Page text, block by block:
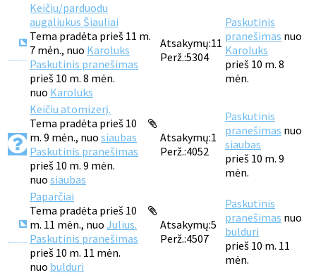
Keičiu/parduodu
augaliukus Šiauliai
Tema pradėta prieš 11 m.
7 mėn., nuo Karoluks
Paskutinis pranešimas
prieš 10 m. 8 mėn.
nuo Karoluks
Atsakymų:11
Perž.:5304
Paskutinis
pranešimas nuo
Karoluks
prieš 10 m. 8
mėn.
Keičiu atomizerį.
Tema pradėta prieš 10
m. 9 mėn., nuo siaubas
Paskutinis pranešimas
prieš 10 m. 9 mėn.
nuo siaubas
Atsakymų:1
Perž.:4052
Paskutinis
pranešimas nuo
siaubas
prieš 10 m. 9
mėn.
Paparčiai
Tema pradėta prieš 10
m. 11 mėn., nuo Julius.
Paskutinis pranešimas
prieš 10 m. 11 mėn.
nuo bulduri
Atsakymų:5
Perž.:4507
Paskutinis
pranešimas nuo
bulduri
prieš 10 m. 11
mėn.